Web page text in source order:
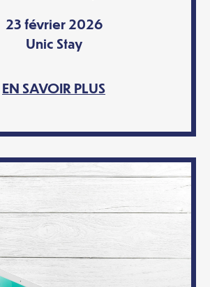
23 février 2026
Unic Stay
EN SAVOIR PLUS